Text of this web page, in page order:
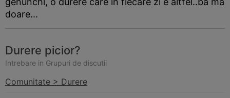
doare...
Durere picior?
Intrebare in Grupuri de discutii
Comunitate > Durere